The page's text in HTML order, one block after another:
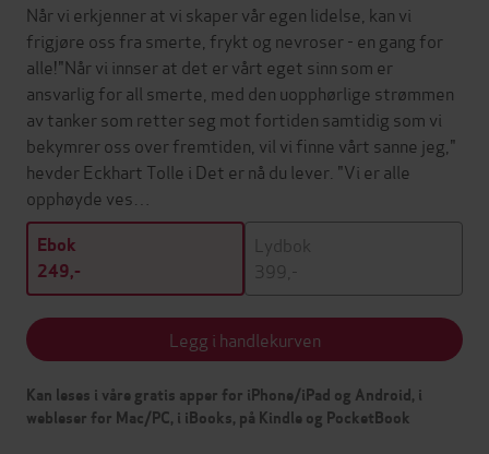
Når vi erkjenner at vi skaper vår egen lidelse, kan vi
frigjøre oss fra smerte, frykt og nevroser - en gang for
alle!"Når vi innser at det er vårt eget sinn som er
ansvarlig for all smerte, med den uopphørlige strømmen
av tanker som retter seg mot fortiden samtidig som vi
bekymrer oss over fremtiden, vil vi finne vårt sanne jeg,"
hevder Eckhart Tolle i Det er nå du lever. "Vi er alle
opphøyde ves…
Ebok
249,-
Lydbok
399,-
Legg i handlekurven
Kan leses i våre gratis apper for iPhone/iPad og Android, i
webleser for Mac/PC, i iBooks, på Kindle og PocketBook